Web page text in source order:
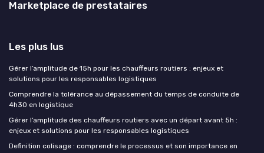
Marketplace de prestataires
Les plus lus
Gérer l’amplitude de 15h pour les chauffeurs routiers : enjeux et
solutions pour les responsables logistiques
Comprendre la tolérance au dépassement du temps de conduite de
4h30 en logistique
Gérer l’amplitude des chauffeurs routiers avec un départ avant 5h :
enjeux et solutions pour les responsables logistiques
Definition colisage : comprendre le processus et son importance en